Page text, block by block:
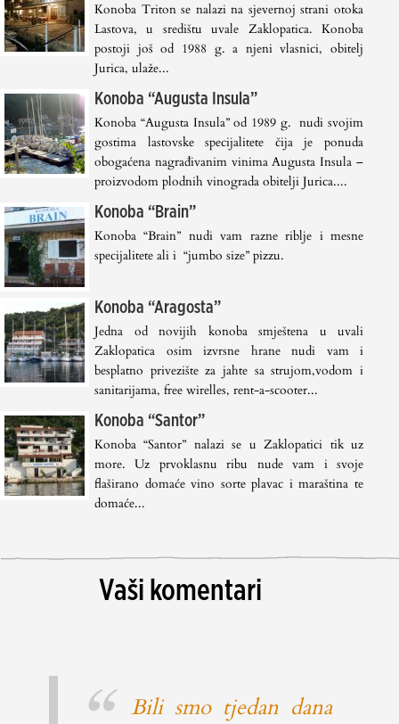
Konoba Triton se nalazi na sjevernoj strani otoka
Lastova, u središtu uvale Zaklopatica. Konoba
postoji još od 1988 g. a njeni vlasnici, obitelj
Jurica, ulaže...
Konoba “Augusta Insula”
Konoba “Augusta Insula” od 1989 g. nudi svojim
gostima lastovske specijalitete čija je ponuda
obogaćena nagrađivanim vinima Augusta Insula –
proizvodom plodnih vinograda obitelji Jurica....
Konoba “Brain”
Konoba “Brain” nudi vam razne riblje i mesne
specijalitete ali i “jumbo size” pizzu.
Konoba “Aragosta”
Jedna od novijih konoba smještena u uvali
Zaklopatica osim izvrsne hrane nudi vam i
besplatno privezište za jahte sa strujom,vodom i
sanitarijama, free wirelles, rent-a-scooter...
Konoba “Santor”
Konoba “Santor” nalazi se u Zaklopatici tik uz
more. Uz prvoklasnu ribu nude vam i svoje
flaširano domaće vino sorte plavac i maraština te
domaće...
Vaši komentari
Bili smo tjedan dana